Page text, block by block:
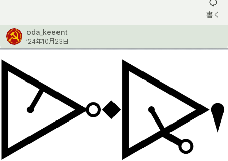
書く
oda_keeent
’24年10月23日